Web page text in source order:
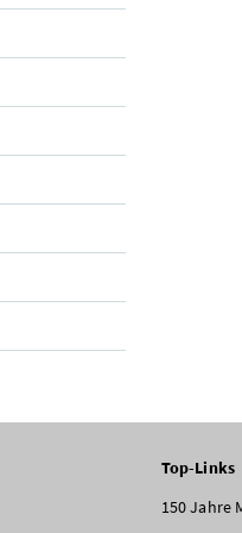
Top-Links
150 Jahre